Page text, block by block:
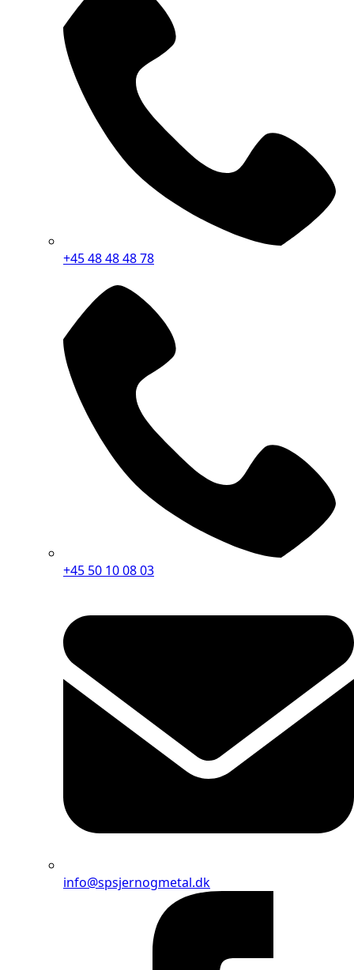
+45 48 48 48 78
+45 50 10 08 03
info@spsjernogmetal.dk